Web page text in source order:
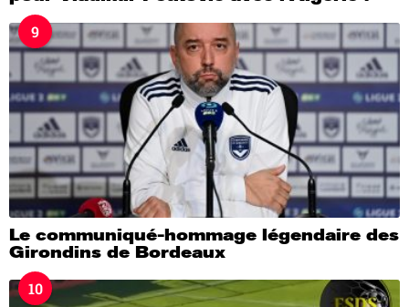
9
Le communiqué-hommage légendaire des
Girondins de Bordeaux
10